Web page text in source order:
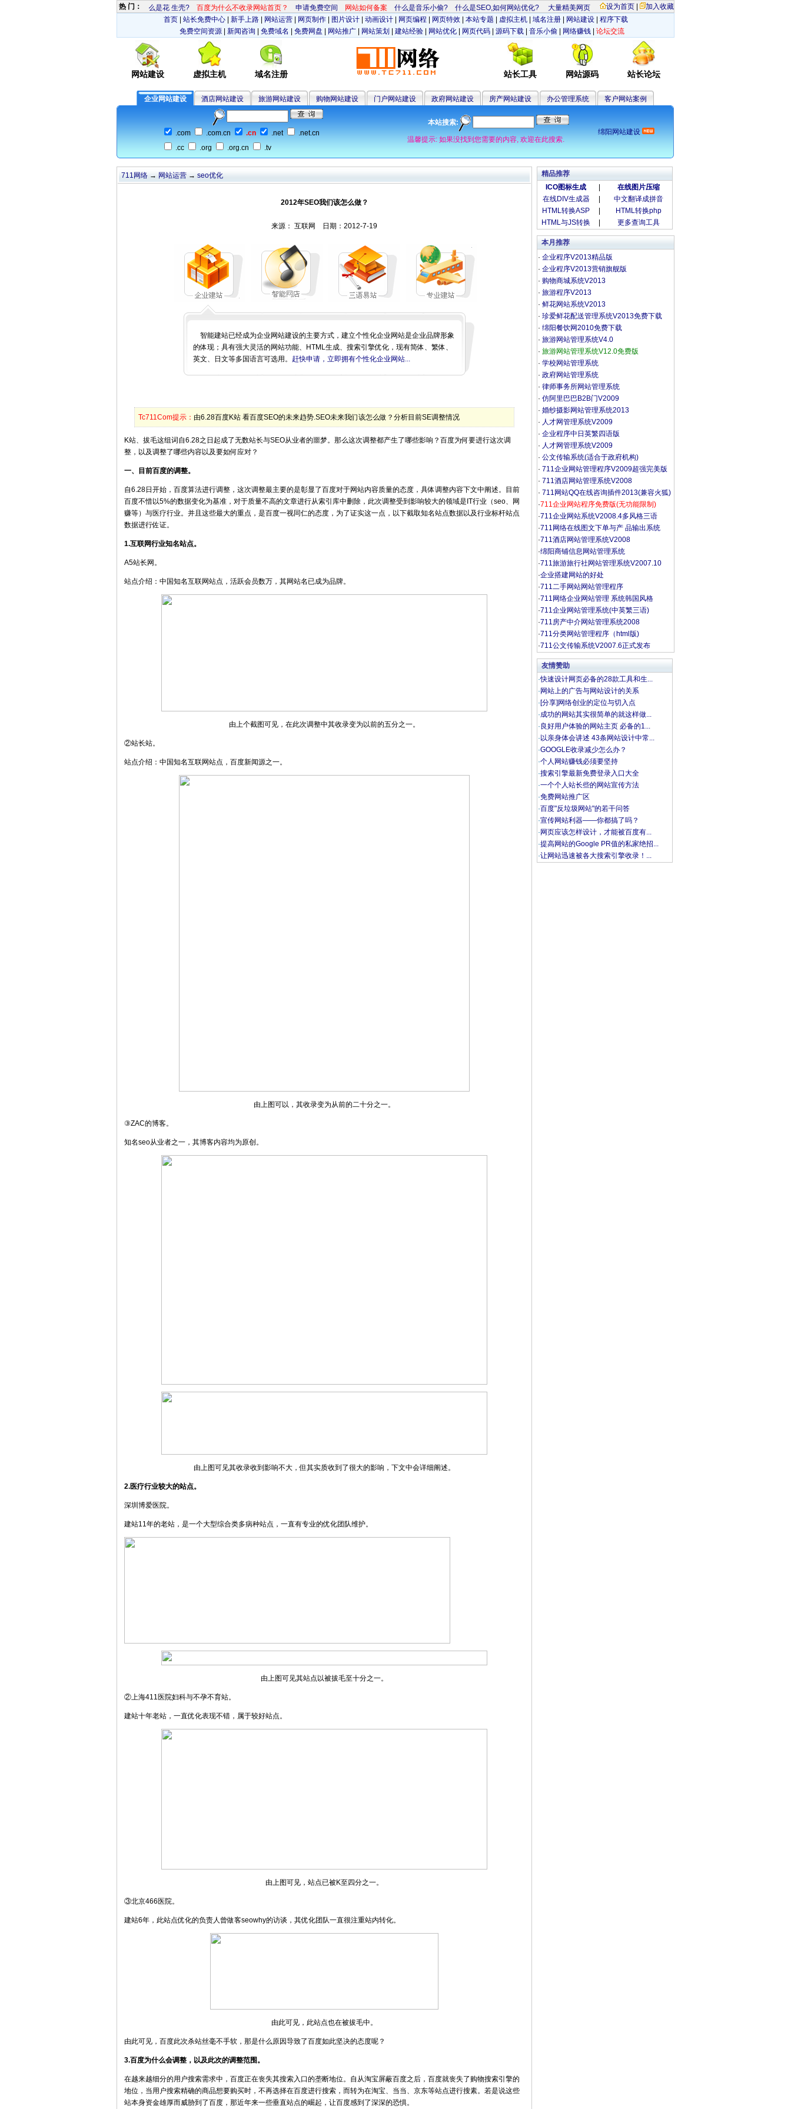
热 门：什么是花 生壳? 百度为什么不收录网站首页？ 申请免费空间 网站如何备案 什么是音乐小偷? 什么是SEO,如何网站优化? 大量精美网页特效 设为首页
加入收藏
首页| 站长免费中心| 新手上路| 网站运营| 网页制作| 图片设计| 动画设计| 网页编程 网页特效| 本站专题 虚拟主机| 域名注册| 网站建设| 程序下载
免费空间资源| 新闻咨询 免费域名 免费网盘 网站推广| 网站策划 建站经验| 网站优化| 网页代码| 源码下载| 音乐小偷 网络赚钱| 论坛交流
网站建设 虚拟主机 域名注册 站长工具 网站源码 站长论坛
企业网站建设 酒店网站建设 旅游网站建设 购物网站建设 门户网站建设 政府网站建设 房产网站建设 办公管理系统 客户网站案例
.com .com.cn .cn .net
.net.cn
.cc
.org .org.cn .tv
本站搜索:
温馨提示: 如果没找到您需要的内容, 欢迎在此搜索.
绵阳网站建设
711网络 → 网站运营 → seo优化
2012年SEO我们该怎么做？
来源： 互联网 日期： 2012-7-19
智能建站已经成为企业网站建设的主要方式，建立个性化企业网站是企业品牌形象
的体现；具有强大灵活的网站功能、HTML生成、搜索引擎优化，现有简体、繁体、
英文、日文等多国语言可选用。
赶快申请，立即拥有个性化企业网站...
Tc711Com提示： 由6.28百度K站 看百度SEO的未来趋势.SEO未来我们该怎么做？分析目前SE调整情况
K站、拔毛这组词自6.28之日起成了无数站长与SEO从业者的噩梦。那么这次调整都产生了哪些影响？百度为何要进行这次调
整，以及调整了哪些内容以及要如何应对？
一、目前百度的调整。
自6.28日开始，百度算法进行调整，这次调整最主要的是彰显了百度对于网站内容质量的态度，具体调整内容下文中阐述。目前
百度不惜以5%的数据变化为基准，对于质量不高的文章进行从索引库中删除，此次调整受到影响较大的领域是IT行业（seo、网
赚等）与医疗行业。并且这些最大的重点，是百度一视同仁的态度，为了证实这一点，以下截取知名站点数据以及行业标杆站点
数据进行佐证。
1.互联网行业知名站点。
A5站长网。
站点介绍：中国知名互联网站点，活跃会员数万，其网站名已成为品牌。
由上个截图可见，在此次调整中其收录变为以前的五分之一。
②站长站。
站点介绍：中国知名互联网站点，百度新闻源之一。
由上图可以，其收录变为从前的二十分之一。
③ZAC的博客。
知名seo从业者之一，其博客内容均为原创。
由上图可见其收录收到影响不大，但其实质收到了很大的影响，下文中会详细阐述。
2.医疗行业较大的站点。
深圳博爱医院。
建站11年的老站，是一个大型综合类多病种站点，一直有专业的优化团队维护。
由上图可见其站点以被拔毛至十分之一。
②上海411医院妇科与不孕不育站。
建站十年老站，一直优化表现不错，属于较好站点。
由上图可见，站点已被K至四分之一。
③北京466医院。
建站6年，此站点优化的负责人曾做客seowhy的访谈，其优化团队一直很注重站内转化。
由此可见，此站点也在被拔毛中。
由此可见，百度此次杀站丝毫不手软，那是什么原因导致了百度如此坚决的态度呢？
3.百度为什么会调整，以及此次的调整范围。
在越来越细分的用户搜索需求中，百度正在丧失其搜索入口的垄断地位。自从淘宝屏蔽百度之后，百度就丧失了购物搜索引擎的
地位，当用户搜索精确的商品想要购买时，不再选择在百度进行搜索，而转为在淘宝、当当、京东等站点进行搜素。若是说这些
站本身资金雄厚而威胁到了百度，那近年来一些垂直站点的崛起，让百度感到了深深的恐惧。
精品推荐
ICO图标生成
在线图片压缩
在线DIV生成器
中文翻译成拼音
HTML转换ASP
HTML转换php
HTML与JS转换
更多查询工具
本月推荐
· 企业程序V2013精品版
· 企业程序V2013营销旗舰版
· 购物商城系统V2013
· 旅游程序V2013
· 鲜花网站系统V2013
· 珍爱鲜花配送管理系统V2013免费下载
· 绵阳餐饮网2010免费下载
· 旅游网站管理系统V4.0
· 旅游网站管理系统V12.0免费版
· 学校网站管理系统
· 政府网站管理系统
· 律师事务所网站管理系统
· 仿阿里巴巴B2B门V2009
· 婚纱摄影网站管理系统2013
· 人才网管理系统V2009
· 企业程序中日英繁四语版
· 人才网管理系统V2009
· 公文传输系统(适合于政府机构)
· 711企业网站管理程序V2009超强完美版
· 711酒店网站管理系统V2008
· 711网站QQ在线咨询插件2013(兼容火狐)
·711企业网站程序免费版(无功能限制)
·711企业网站系统V2008.4多风格三语
·711网络在线图文下单与产 品输出系统
·711酒店网站管理系统V2008
·绵阳商铺信息网站管理系统
·711旅游旅行社网站管理系统V2007.10
·企业搭建网站的好处
·711二手网站网站管理程序
·711网络企业网站管理 系统韩国风格
·711企业网站管理系统(中英繁三语)
·711房产中介网站管理系统2008
·711分类网站管理程序（html版)
·711公文传输系统V2007.6正式发布
友情赞助
·快速设计网页必备的28款工具和生...
· 网站上的广告与网站设计的关系
·[分享]网络创业的定位与切入点
·成功的网站其实很简单的就这样做...
· 良好用户体验的网站主页 必备的1...
· 以亲身体会讲述 43条网站设计中常...
·GOOGLE收录减少怎么办？
·个人网站赚钱必须要坚持
·搜索引擎最新免费登录入口大全
·一个个人站长些的网站宣传方法
·免费网站推广区
·百度"反垃圾网站"的若干问答
·宣传网站利器——你都搞了吗？
· 网页应该怎样设计，才能被百度有...
·提高网站的Google PR值的私家绝招...
·让网站迅速被各大搜索引擎收录！...